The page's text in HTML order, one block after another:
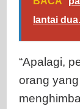
lantai dua.
“Apalagi,
orang